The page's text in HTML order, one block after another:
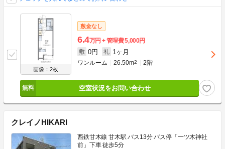
画像：2枚
敷金なし
6.4万円 管理費5,000円
敷 0円 礼 1ヶ月
ワンルーム 26.50m2 2階
空室状況をお問い合わせ
クレイノHIKARI
西鉄甘木線 甘木駅 バス13分 バス停「一ツ木神社
前」下車 徒歩5分